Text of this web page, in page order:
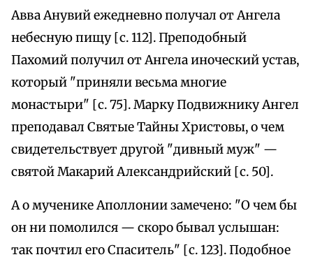
Авва Анувий ежедневно получал от Ангела
небесную пищу [с. 112]. Преподобный
Пахомий получил от Ангела иноческий устав,
который "приняли весьма многие
монастыри" [с. 75]. Марку Подвижнику Ангел
преподавал Святые Тайны Христовы, о чем
свидетельствует другой "дивный муж" —
святой Макарий Александрийский [с. 50].
А о мученике Аполлонии замечено: "О чем бы
он ни помолился — скоро бывал услышан:
так почтил его Спаситель" [с. 123]. Подобное